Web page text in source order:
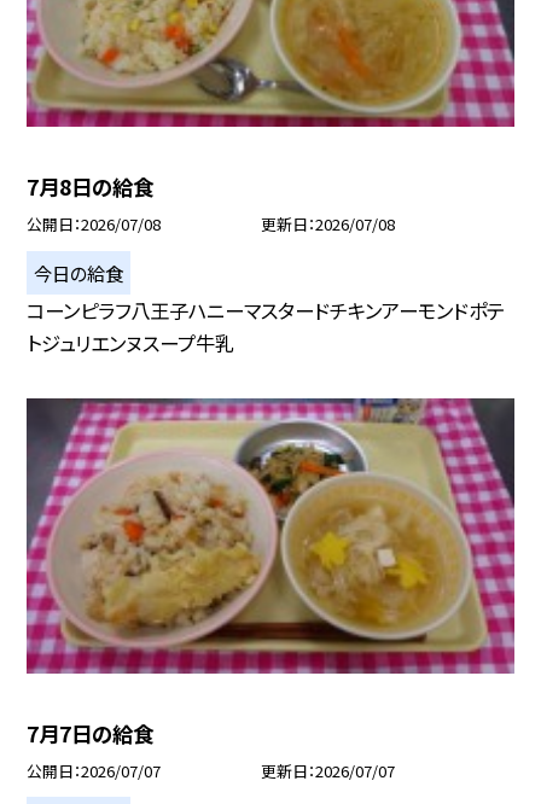
7月8日の給食
公開日 2026/07/08 更新日 2026/07/08
今日の給食
コーンピラフ八王子ハニーマスタードチキンアーモンドポテ
トジュリエンヌスープ牛乳
7月7日の給食
公開日 2026/07/07 更新日 2026/07/07